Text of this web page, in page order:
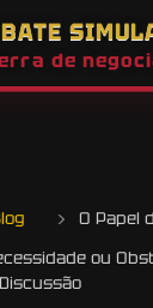
de
›
O Papel
ou